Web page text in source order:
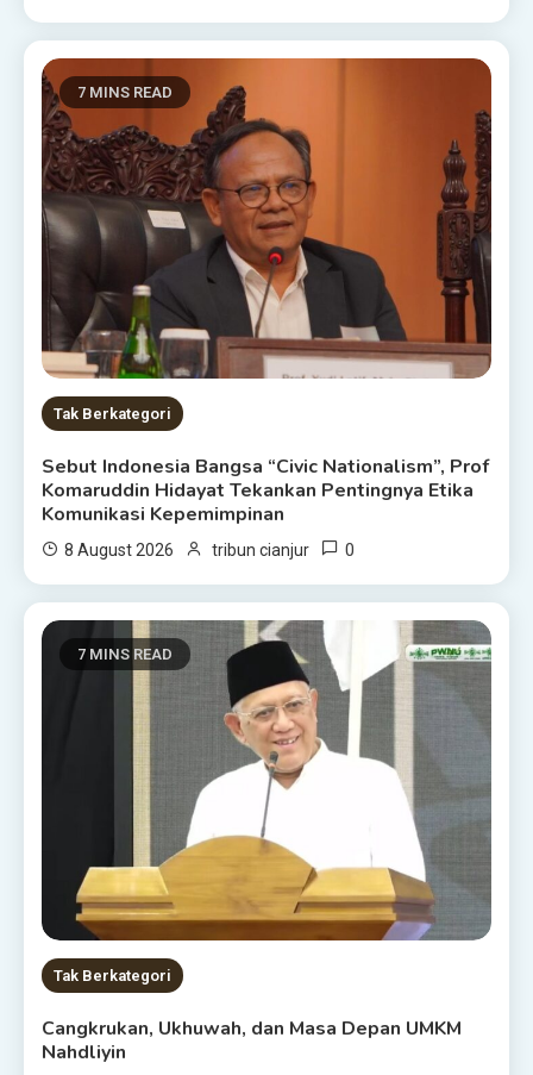
7 MINS READ
Tak Berkategori
Sebut Indonesia Bangsa “Civic Nationalism”, Prof
Komaruddin Hidayat Tekankan Pentingnya Etika
Komunikasi Kepemimpinan
8 August 2026 tribun cianjur 0
7 MINS READ
Tak Berkategori
Cangkrukan, Ukhuwah, dan Masa Depan UMKM
Nahdliyin